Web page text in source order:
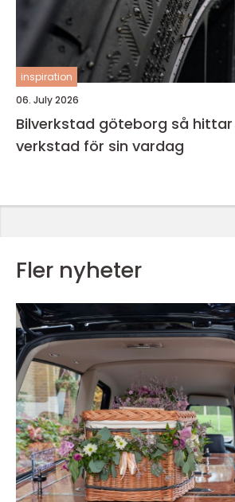
inspiration
06. July 2026
Bilverkstad göteborg så hittar bilägare rätt
verkstad för sin vardag
Fler nyheter